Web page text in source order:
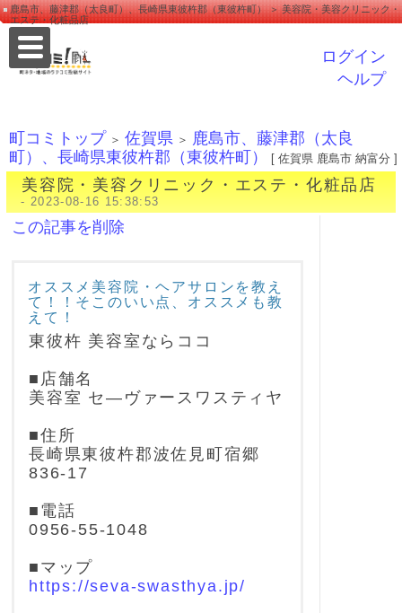
鹿島市、藤津郡（太良町）、長崎県東彼杵郡（東彼杵町） ＞ 美容院・美容クリニック・
エステ・化粧品店
ログイン
ヘルプ
町コミトップ ＞ 佐賀県 ＞ 鹿島市、藤津郡（太良
町）、長崎県東彼杵郡（東彼杵町）
[ 佐賀県 鹿島市 納富分 ]
美容院・美容クリニック・エステ・化粧品店
- 2023-08-16 15:38:53
この記事を削除
オススメ美容院・ヘアサロンを教え
て！！そこのいい点、オススメも教
えて！
東彼杵 美容室ならココ
■店舗名
美容室 セ―ヴァースワスティヤ
■住所
長崎県東彼杵郡波佐見町宿郷
836-17
■電話
0956-55-1048
■マップ
https://seva-swasthya.jp/